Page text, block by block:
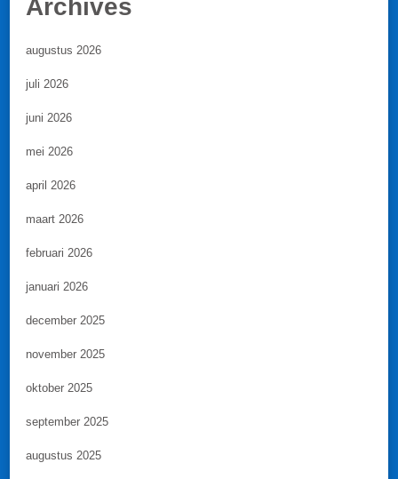
Archives
augustus 2026
juli 2026
juni 2026
mei 2026
april 2026
maart 2026
februari 2026
januari 2026
december 2025
november 2025
oktober 2025
september 2025
augustus 2025